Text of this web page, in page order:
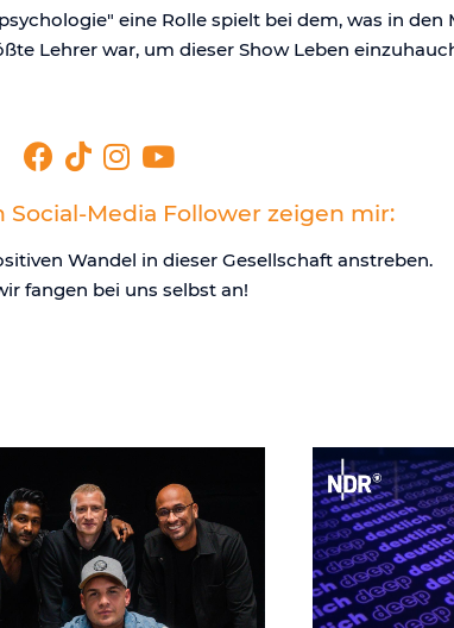
eine Rolle spielt bei dem, was in den
Lehrer war, um dieser Show Leben
Social-Media Follower zeigen mir:
Wandel in dieser Gesellschaft anstreben.
fangen bei uns selbst an!